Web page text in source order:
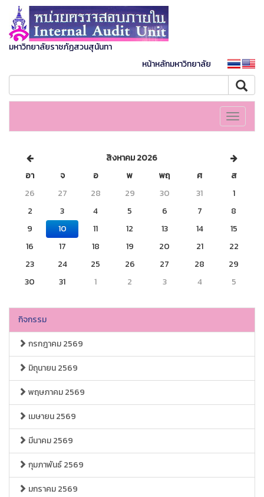
มหาวิทยาลัยราชภัฏสวนสุนันทา
หน้าหลักมหาวิทยาลัย
Toggle
สิงหาคม 2026
อา
จ อ พ พฤ ศ
ส
26
27 28 29 30 31
1
2
3 4 5 6 7
8
9
10 11 12 13 14
15
16
17 18 19 20 21
22
23
24 25 26 27 28
29
30
31 1 2 3 4 5
กิจกรรม
กรกฎาคม 2569
มิถุนายน 2569
พฤษภาคม 2569
เมษายน 2569
มีนาคม 2569
กุมภาพันธ์ 2569
มกราคม 2569